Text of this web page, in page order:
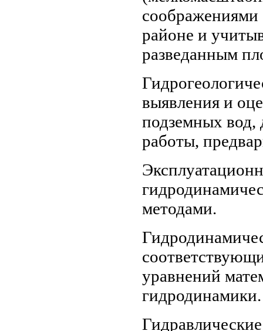
соображениями
районе и
разведанным
выявления и
подземных вод,
работы,
методами.
уравнений
гидродинамики.